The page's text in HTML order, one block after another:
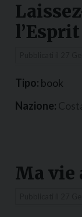
l’Esprit
Tipo: book
Nazione:
Ma vie